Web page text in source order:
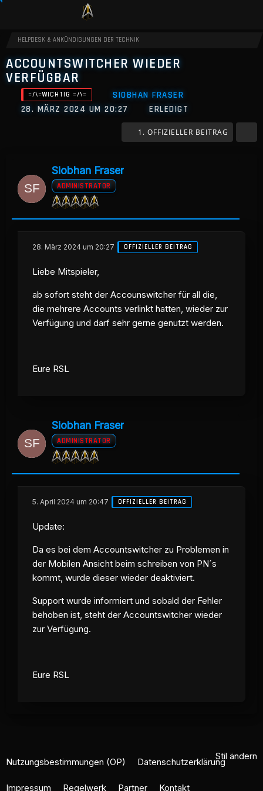
HELPDESK & ANKÜNDIGUNGEN DER TECHNIK
ACCOUNTSWITCHER WIEDER
VERFÜGBAR
=/\=WICHTIG =/\=
SIOBHAN FRASER
28. MÄRZ 2024 UM 20:27
ERLEDIGT
1. OFFIZIELLER BEITRAG
Siobhan Fraser
ADMINISTRATOR
28. März 2024 um 20:27 OFFIZIELLER BEITRAG
Liebe Mitspieler,
ab sofort steht der Accounswitcher für all die,
die mehrere Accounts verlinkt hatten, wieder zur
Verfügung und darf sehr gerne genutzt werden.
Eure RSL
Siobhan Fraser
ADMINISTRATOR
5. April 2024 um 20:47 OFFIZIELLER BEITRAG
Update:
Da es bei dem Accountswitcher zu Problemen in
der Mobilen Ansicht beim schreiben von PN´s
kommt, wurde dieser wieder deaktiviert.
Support wurde informiert und sobald der Fehler
behoben ist, steht der Accountswitcher wieder
zur Verfügung.
Eure RSL
Stil ändern
Nutzungsbestimmungen (OP) Datenschutzerklärung
Impressum Regelwerk Partner Kontakt